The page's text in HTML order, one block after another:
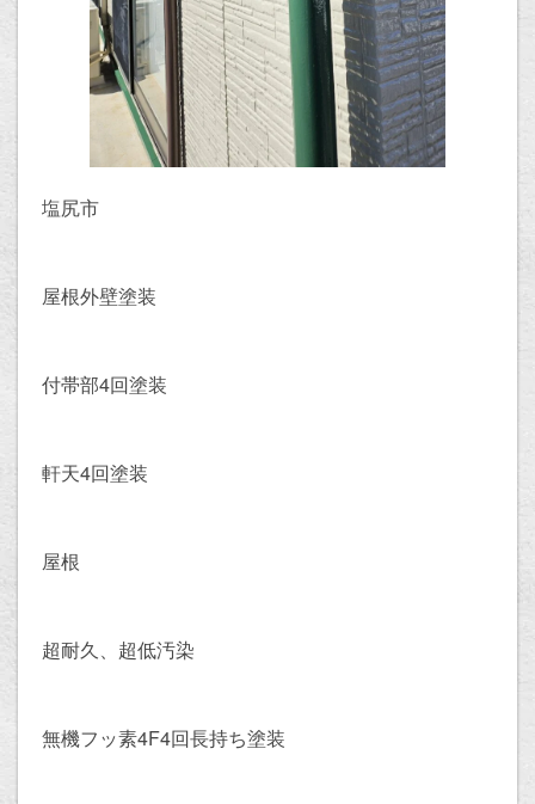
塩尻市
屋根外壁塗装
付帯部4回塗装
軒天4回塗装
屋根
超耐久、超低汚染
無機フッ素4F4回長持ち塗装